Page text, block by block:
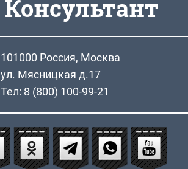
Консультант
101000 Россия, Москва
ул. Мясницкая д.17
Тел: 8 (800) 100-99-21